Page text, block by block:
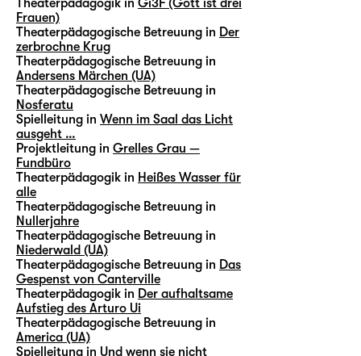
Theaterpädagogik in Gi3F (Gott ist drei
Frauen)
Theaterpädagogische Betreuung in Der
zerbrochne Krug
Theaterpädagogische Betreuung in
Andersens Märchen (UA)
Theaterpädagogische Betreuung in
Nosferatu
Spielleitung in Wenn im Saal das Licht
ausgeht …
Projektleitung in Grelles Grau —
Fundbüro
Theaterpädagogik in Heißes Wasser für
alle
Theaterpädagogische Betreuung in
Nullerjahre
Theaterpädagogische Betreuung in
Niederwald (UA)
Theaterpädagogische Betreuung in Das
Gespenst von Canterville
Theaterpädagogik in Der aufhaltsame
Aufstieg des Arturo Ui
Theaterpädagogische Betreuung in
America (UA)
Spielleitung in Und wenn sie nicht